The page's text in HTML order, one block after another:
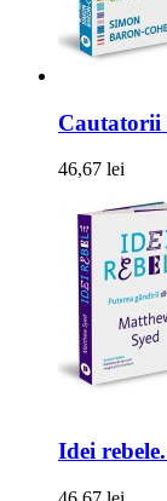
Cautatorii
46,67 lei
Idei